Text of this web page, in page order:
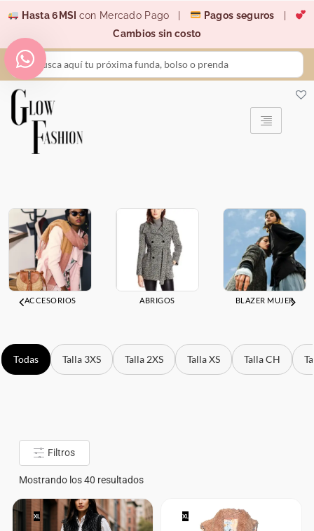
contenido
Hasta 6MSI con Mercado Pago | Pagos seguros
Cambios sin costo
Search
...
ACCESORIOS ABRIGOS BLAZER MUJER
Todas Talla 3XS Talla 2XS Talla XS Talla CH
Filtros
Mostrando los 40 resultados
XL XL